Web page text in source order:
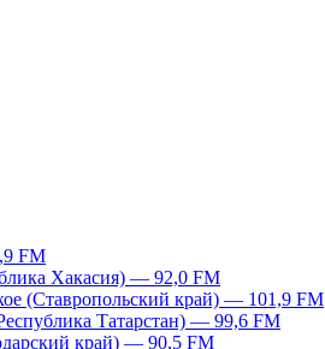
FM
Хакасия) — 92,0 FM
(Ставропольский край) — 101,9 FM
Татарстан) — 99,6 FM
край) — 90,5 FM